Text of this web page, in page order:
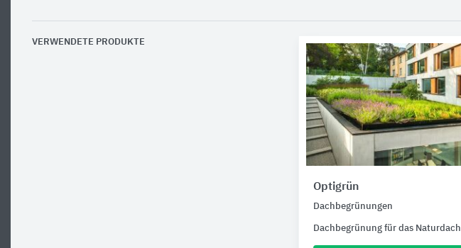
VERWENDETE PRODUKTE
Optigrün
Dachbegrünungen
Dachbegrünung für das Naturdach